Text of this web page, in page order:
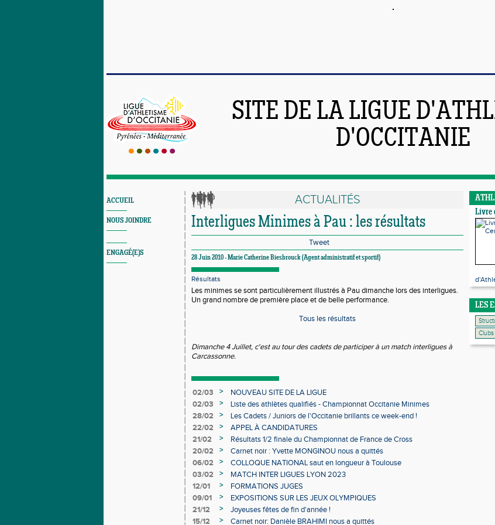
SITE DE LA LIGUE
D'OCCITANIE
ACCUEIL
NOUS JOINDRE
ENGAGÉ(E)S
ACTUALITÉS
Interligues Minimes à Pau : les résultats
Tweet
28 Juin 2010 - Marie Catherine Biesbrouck (Agent administratif et sportif)
Résultats
Les minimes se sont particulièrement illustrés à Pau dimanche lors des interligues.
Un grand nombre de première place et de belle performance.
Tous les résultats
Dimanche 4 Juillet, c'est au tour des cadets de participer à un match interligues à
Carcassonne.
02/03 >
NOUVEAU SITE DE LA LIGUE
02/03
>
Liste des athlètes qualifiés - Championnat Occitanie Minimes
Individuels en salle
28/02 >
Les Cadets / Juniors de l'Occitanie brillants ce week-end !
22/02
>
APPEL À CANDIDATURES
21/02
>
Résultats 1/2 finale du Championnat de France de Cross
20/02
>
Carnet noir : Yvette MONGINOU nous a quittés
06/02
>
COLLOQUE NATIONAL saut en longueur à Toulouse
03/02
>
MATCH INTER LIGUES LYON 2023
12/01
>
FORMATIONS JUGES
09/01
>
EXPOSITIONS SUR LES JEUX OLYMPIQUES
21/12
>
Joyeuses fêtes de fin d'année !
15/12
> Carnet noir: Danièle BRAHIMI nous a quittés
Livre
LES